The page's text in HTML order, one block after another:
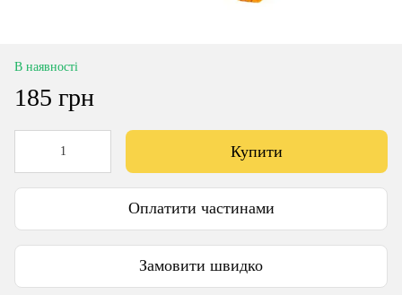
В наявності
185 грн
Купити
Оплатити частинами
Замовити швидко